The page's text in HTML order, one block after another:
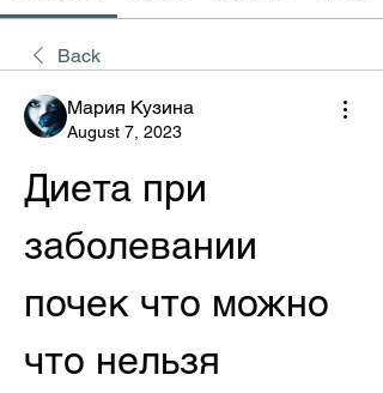
Back
Мария Кузина
August 7, 2023
Диета при
заболевании
почек что можно
что нельзя